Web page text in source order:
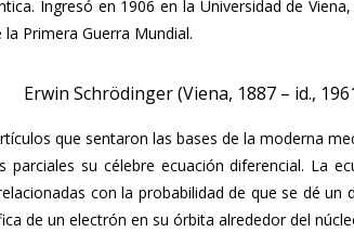
Ingresó en 1906 en la Universidad de
Primera Guerra Mundial.
Erwin Schrödinger (Viena, 1887 – id.,
que sentaron las bases de la moderna
parciales su célebre ecuación diferencial. La
con la probabilidad de que se dé
de un electrón en su órbita alrededor del